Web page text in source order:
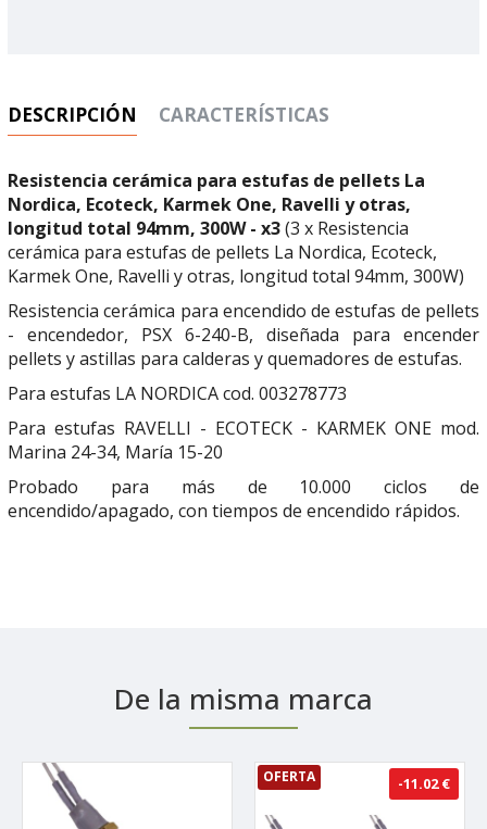
DESCRIPCIÓN CARACTERÍSTICAS
Resistencia cerámica para estufas de pellets La
Nordica, Ecoteck, Karmek One, Ravelli y otras,
longitud total 94mm, 300W - x3(3 x Resistencia
cerámica para estufas de pellets La Nordica, Ecoteck,
Karmek One, Ravelli y otras, longitud total 94mm, 300W)
Resistencia cerámica para encendido de estufas de pellets
- encendedor, PSX 6-240-B, diseñada para encender
pellets y astillas para calderas y quemadores de estufas.
Para estufas LA NORDICA cod. 003278773
Para estufas RAVELLI - ECOTECK - KARMEK ONE mod.
Marina 24-34, María 15-20
Probado para más de 10.000 ciclos de
encendido/apagado, con tiempos de encendido rápidos.
De la misma marca
OFERTA -11.02 €